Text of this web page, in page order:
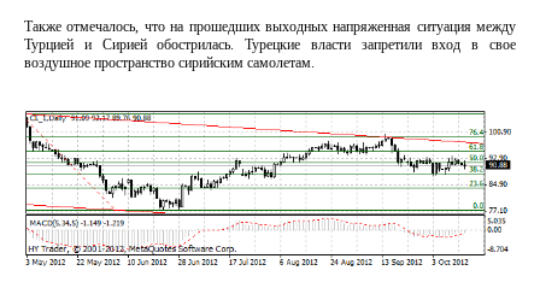
Также отмечалось, что на прошедших выходных напряженная ситуация между
Турцией и Сирией обострилась. Турецкие власти запретили вход в свое
воздушное пространство сирийским самолетам.